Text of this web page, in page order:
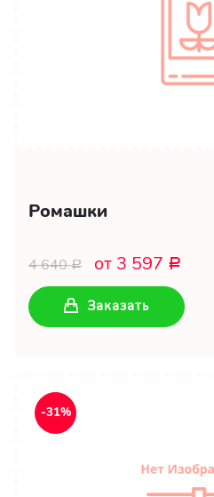
Ромашки
4 640Р от 3 597 Р
Заказать
-31%